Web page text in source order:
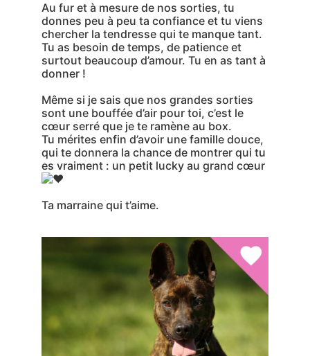
Au fur et à mesure de nos sorties, tu
donnes peu à peu ta confiance et tu viens
chercher la tendresse qui te manque tant.
Tu as besoin de temps, de patience et
surtout beaucoup d’amour. Tu en as tant à
donner !
Même si je sais que nos grandes sorties
sont une bouffée d’air pour toi, c’est le
cœur serré que je te ramène au box.
Tu mérites enfin d’avoir une famille douce,
qui te donnera la chance de montrer qui tu
es vraiment : un petit lucky au grand cœur
Ta marraine qui t’aime.